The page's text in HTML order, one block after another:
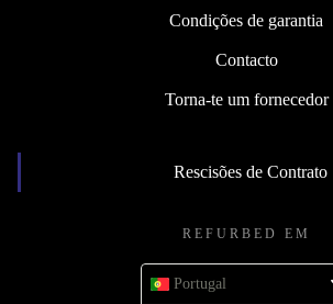
Condições de garantia
Contacto
Torna-te um fornecedor
Rescisões de Contrato
REFURBED EM
Portugal